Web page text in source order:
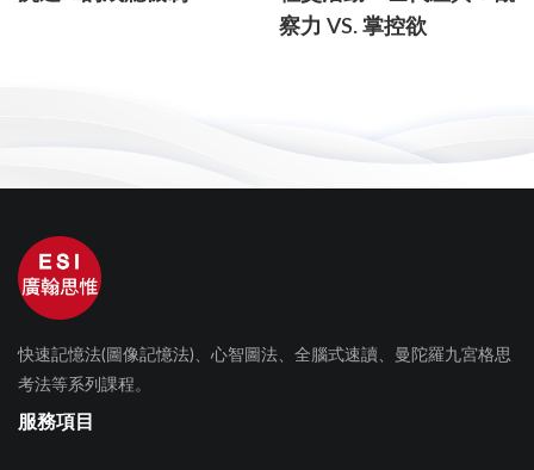
察力 VS. 掌控欲
快速記憶法(圖像記憶法)、心智圖法、全腦式速讀、曼陀羅九宮格思
考法等系列課程。
服務項目